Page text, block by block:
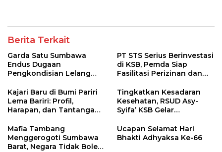
Berita Terkait
Garda Satu Sumbawa
Endus Dugaan
Pengkondisian Lelang
Benih Bawang Merah
senilai Rp 7,5 Miliar
PT STS Serius Berinvestasi
di KSB, Pemda Siap
Fasilitasi Perizinan dan
Regulasi
Kajari Baru di Bumi Pariri
Lema Bariri: Profil,
Harapan, dan Tantangan
Tingkatkan Kesadaran
Kesehatan, RSUD Asy-
Syifa’ KSB Gelar
Melitus pada Lansia
Mafia Tambang
Menggerogoti Sumbawa
Barat, Negara Tidak Boleh
Ucapan Selamat Hari
Bhakti Adhyaksa Ke-66